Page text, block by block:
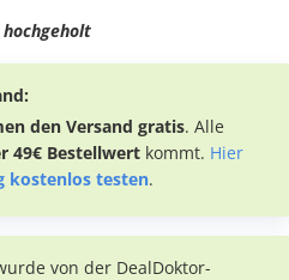
den Versand gratis. Alle
49€ Bestellwert kommt. Hier
kostenlos testen.
von der DealDoktor-